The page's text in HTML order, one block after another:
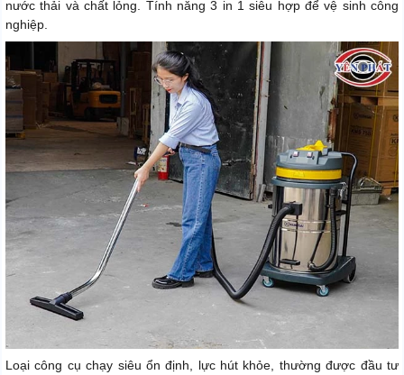
nước thải và chất lỏng. Tính năng 3 in 1 siêu hợp để vệ sinh công
nghiệp.
Loại công cụ chạy siêu ổn định, lực hút khỏe, thường được đầu tư